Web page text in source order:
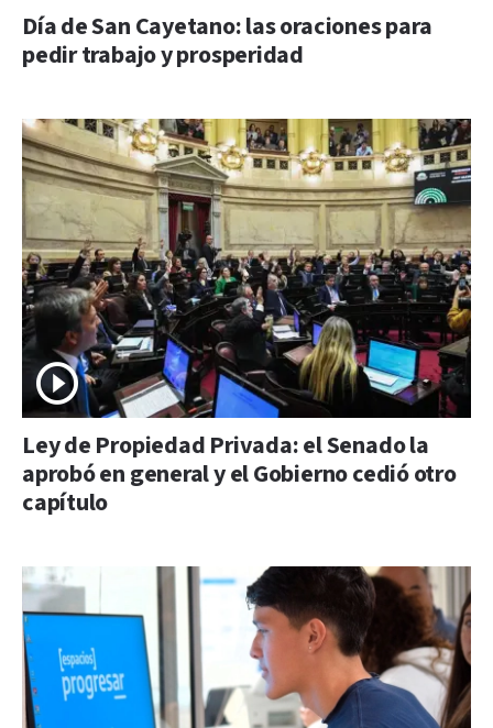
Día de San Cayetano: las oraciones para
pedir trabajo y prosperidad
Ley de Propiedad Privada: el Senado la
aprobó en general y el Gobierno cedió otro
capítulo